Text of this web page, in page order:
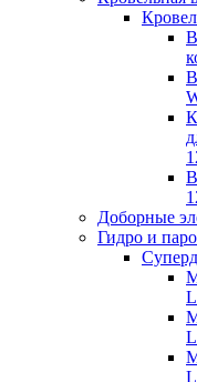
Доборные
Гидро и